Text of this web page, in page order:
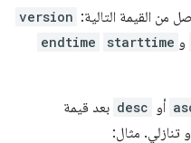
من القيمة التالية: version
و starttime
endtime
أو desc بعد قيمة
مثال: